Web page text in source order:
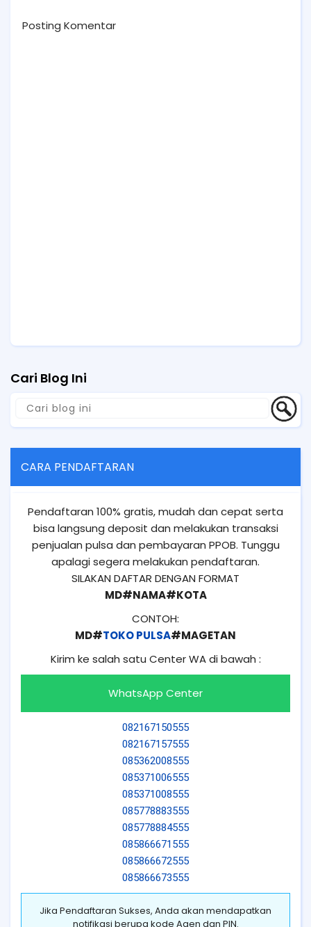
Posting Komentar
Cari Blog Ini
CARA PENDAFTARAN
Pendaftaran 100% gratis, mudah dan cepat serta
bisa langsung deposit dan melakukan transaksi
penjualan pulsa dan pembayaran PPOB. Tunggu
apalagi segera melakukan pendaftaran.
SILAKAN DAFTAR DENGAN FORMAT
MD#NAMA#KOTA
CONTOH:
MD#TOKO PULSA#MAGETAN
Kirim ke salah satu Center WA di bawah :
WhatsApp Center
082167150555
082167157555
085362008555
085371006555
085371008555
085778883555
085778884555
085866671555
085866672555
085866673555
Jika Pendaftaran Sukses, Anda akan mendapatkan
notifikasi berupa kode Agen dan PIN.